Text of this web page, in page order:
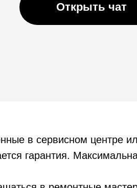
Открыть чат
в сервисном центре
гарантия.